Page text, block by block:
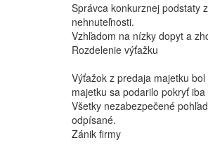
Správca konkurznej podstaty
nehnuteľnosti.
Vzhľadom na nízky dopyt a
Rozdelenie výťažku
Výťažok z predaja majetku
majetku sa podarilo pokryť iba
Všetky nezabezpečené
odpísané.
Zánik firmy